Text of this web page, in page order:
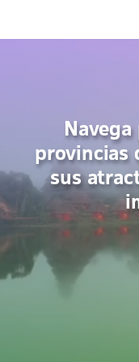
provincias
sus